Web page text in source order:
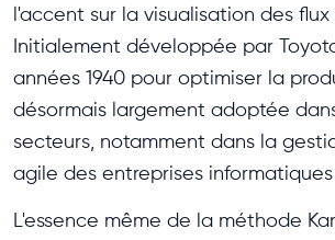
l'accent sur la visualisation des
Initialement développée par
années 1940 pour optimiser la
désormais largement adoptée
secteurs, notamment dans la
agile des entreprises
L'essence même de la méthode